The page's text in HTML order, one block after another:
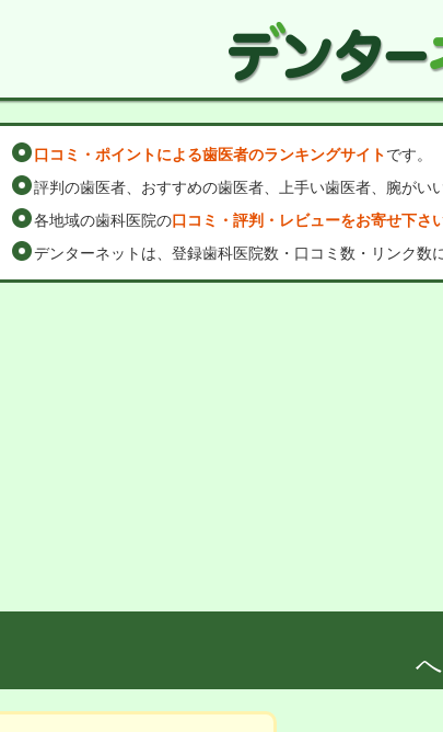
口コミ・ポイントによる歯医者のランキングサイトです。
評判の歯医者、おすすめの歯医者、上手い歯医者、腕がい
各地域の歯科医院の口コミ・評判・レビューをお寄せ下さ
デンターネットは、登録歯科医院数・口コミ数・リンク数